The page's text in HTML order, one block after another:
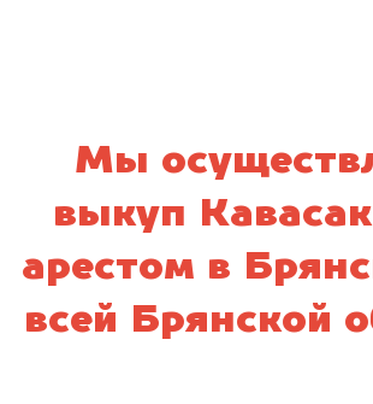
Мы
выкуп
арестом в
всей Брянской